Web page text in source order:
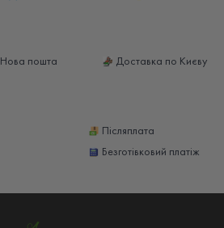
Нова пошта Доставка по Києву
Післяплата
Безготівковий платіж